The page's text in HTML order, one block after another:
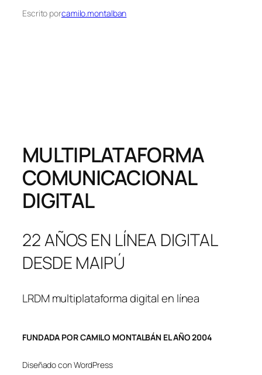
Escrito porcamilo.montalban
MULTIPLATAFORMA
COMUNICACIONAL
DIGITAL
22 AÑOS EN LÍNEA DIGITAL
DESDE MAIPÚ
LRDM multiplataforma digital en línea
FUNDADA POR CAMILO MONTALBÁN EL AÑO 2004
Diseñado con WordPress